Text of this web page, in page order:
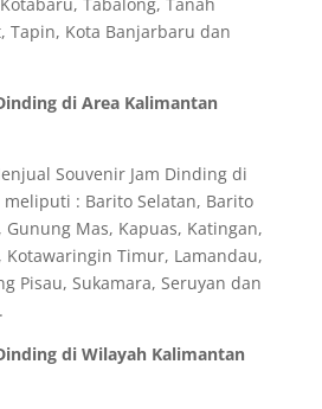
Tapin, Kota Banjarbaru dan
di Area Kalimantan
Souvenir Jam Dinding di
: Barito Selatan, Barito
Mas, Kapuas, Katingan,
Kotawaringin Timur, Lamandau,
Pisau, Sukamara, Seruyan dan
di Wilayah Kalimantan